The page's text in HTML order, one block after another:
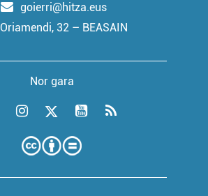
goierri@hitza.eus
Oriamendi, 32 – BEASAIN
Nor gara